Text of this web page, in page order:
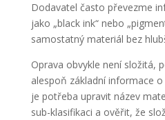
Dodavatel často převezme
jako „black ink“ nebo
samostatný materiál bez
Oprava obvykle není složitá,
alespoň základní informace
je potřeba upravit název
sub-klasifikaci a ověřit, že